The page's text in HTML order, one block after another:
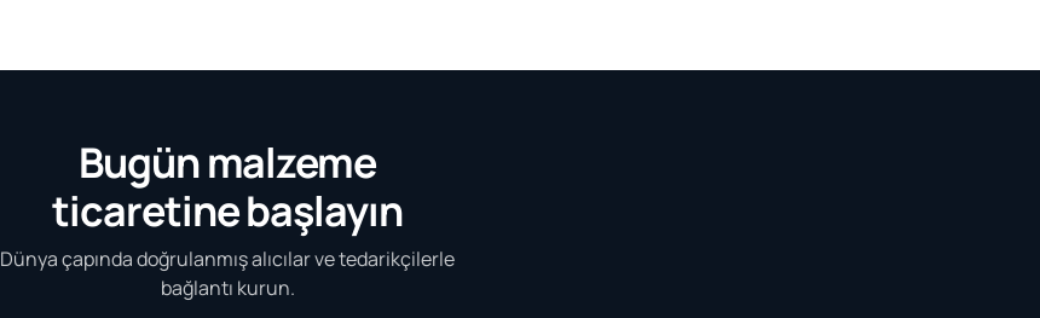
Bugün malzeme
ticaretine başlayın
Dünya çapında doğrulanmış alıcılar ve tedarikçilerle
bağlantı kurun.